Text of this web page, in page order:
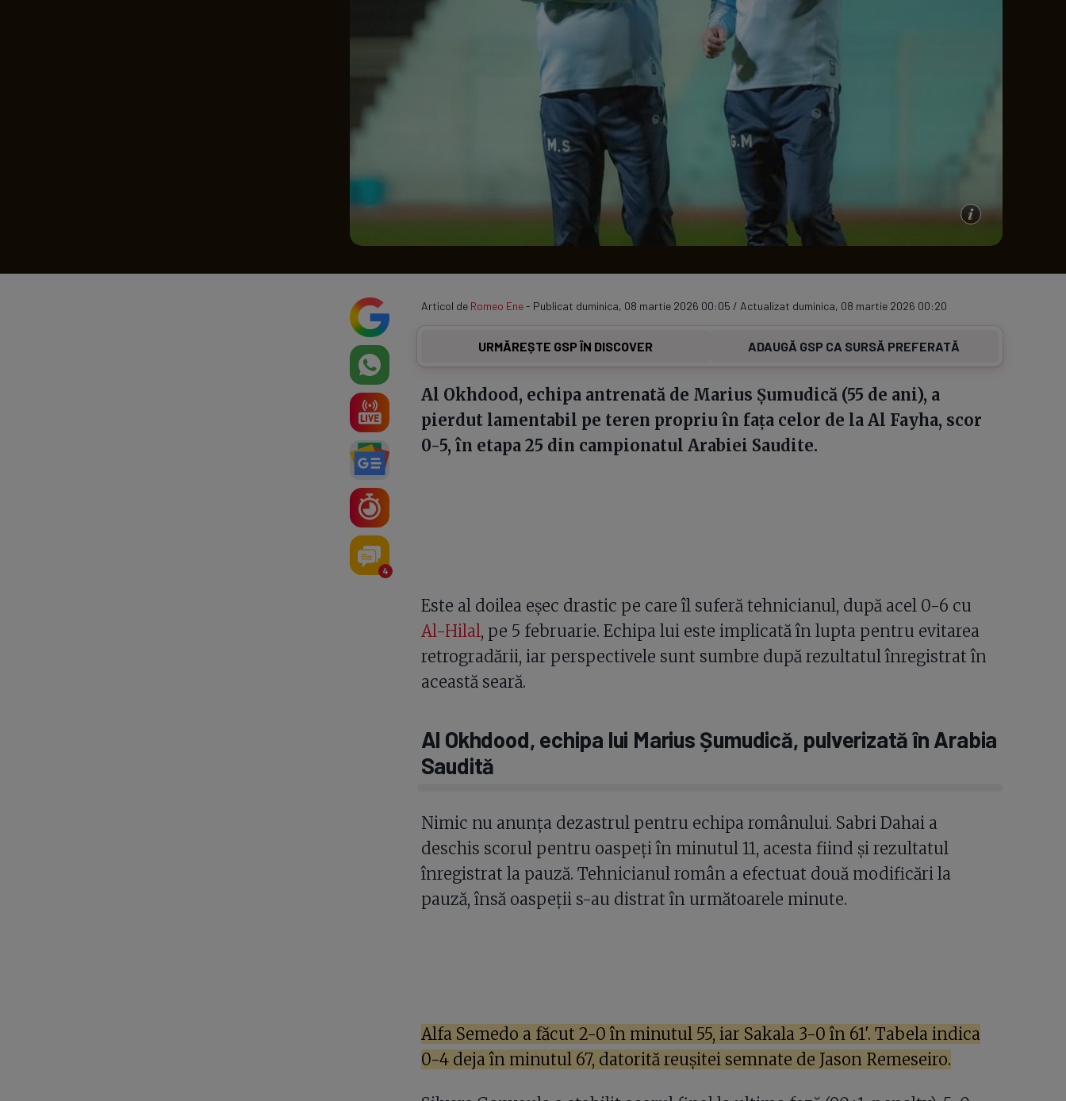
Serie A
Echipe Meciuri
Program TV
4
Articol de Romeo Ene- Publicat duminica, 08 martie 2026 00:05 / Actualizat duminica, 08 martie 2026 00:20
URMĂREȘTE GSP ÎN DISCOVER ADAUGĂ GSP CA SURSĂ PREFERATĂ
Al Okhdood, echipa antrenată de Marius Șumudică (55 de ani), a
pierdut lamentabil pe teren propriu în fața celor de la Al Fayha, scor
0-5, în etapa 25 din campionatul Arabiei Saudite.
Este al doilea eșec drastic pe care îl suferă tehnicianul, după acel 0-6 cu
Al-Hilal , pe 5 februarie. Echipa lui este implicată în lupta pentru evitarea
retrogradării, iar perspectivele sunt sumbre după rezultatul înregistrat în
această seară.
Al Okhdood, echipa lui Marius Șumudică, pulverizată în Arabia
Saudită
Nimic nu anunța dezastrul pentru echipa românului. Sabri Dahai a
deschis scorul pentru oaspeți în minutul 11, acesta fiind și rezultatul
înregistrat la pauză. Tehnicianul român a efectuat două modificări la
pauză, însă oaspeții s-au distrat în următoarele minute.
Alfa Semedo a făcut 2-0 în minutul 55, iar Sakala 3-0 în 61'. Tabela indica
0-4 deja în minutul 67, datorită reușitei semnate de Jason Remeseiro.